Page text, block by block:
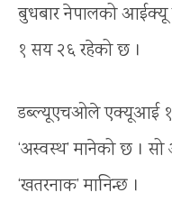
बुधबार नेपालको
१ सय २६ रहेको छ ।
डब्ल्यूएचओले एक्यूआई
‘अस्वस्थ’ मानेको छ ।
‘खतरनाक’ मानिन्छ ।